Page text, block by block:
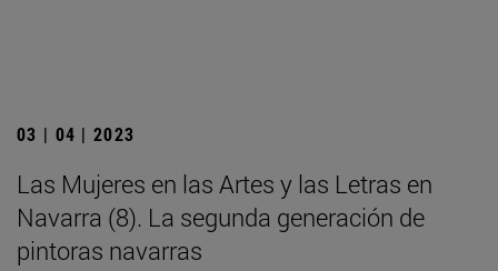
03 | 04 | 2023
Las Mujeres en las Artes y las Letras en
Navarra (8). La segunda generación de
pintoras navarras